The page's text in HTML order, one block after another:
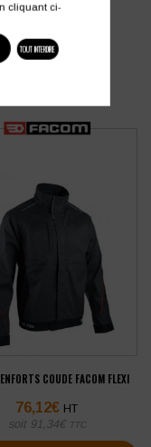
COUDE FACOM FLEXI
76,12€ HT
soit 91,34€ TTC
cliquant ci-
TOUT INTERDIRE